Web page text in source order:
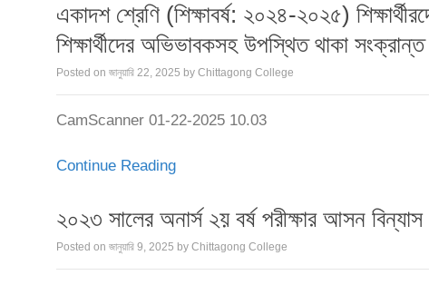
একাদশ শ্রেণি (শিক্ষাবর্ষ: ২০২৪-২০২৫)
শিক্ষার্থীদের অভিভাবকসহ উপস্থিত থাকা সংক্রান্ত
Posted on জানুয়ারি 22, 2025 by Chittagong College
CamScanner 01-22-2025 10.03
Continue Reading
২০২৩ সালের অনার্স ২য় বর্ষ পরীক্ষার আসন বিন্যাস
Posted on জানুয়ারি 9, 2025 by Chittagong College